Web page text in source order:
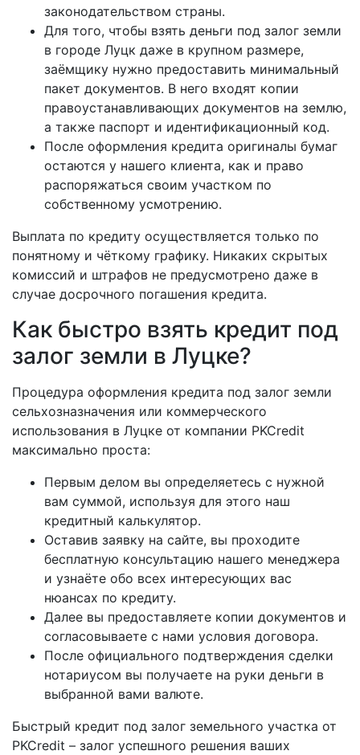
законодательством страны.
Для того, чтобы взять деньги под залог земли
в городе Луцк даже в крупном размере,
заёмщику нужно предоставить минимальный
пакет документов. В него входят копии
правоустанавливающих документов на землю,
а также паспорт и идентификационный код.
После оформления кредита оригиналы бумаг
остаются у нашего клиента, как и право
распоряжаться своим участком по
собственному усмотрению.
Выплата по кредиту осуществляется только по
понятному и чёткому графику. Никаких скрытых
комиссий и штрафов не предусмотрено даже в
случае досрочного погашения кредита.
Как быстро взять кредит под
залог земли в Луцке?
Процедура оформления кредита под залог земли
сельхозназначения или коммерческого
использования в Луцке от компании PKCredit
максимально проста:
Первым делом вы определяетесь с нужной
вам суммой, используя для этого наш
кредитный калькулятор.
Оставив заявку на сайте, вы проходите
бесплатную консультацию нашего менеджера
и узнаёте обо всех интересующих вас
нюансах по кредиту.
Далее вы предоставляете копии документов и
согласовываете с нами условия договора.
После официального подтверждения сделки
нотариусом вы получаете на руки деньги в
выбранной вами валюте.
Быстрый кредит под залог земельного участка от
PKCredit – залог успешного решения ваших